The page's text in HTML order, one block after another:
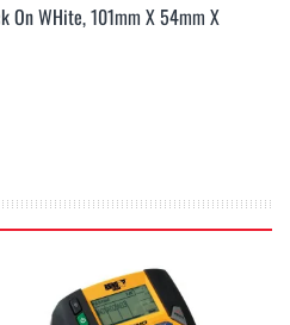
On WHite, 101mm X 54mm X